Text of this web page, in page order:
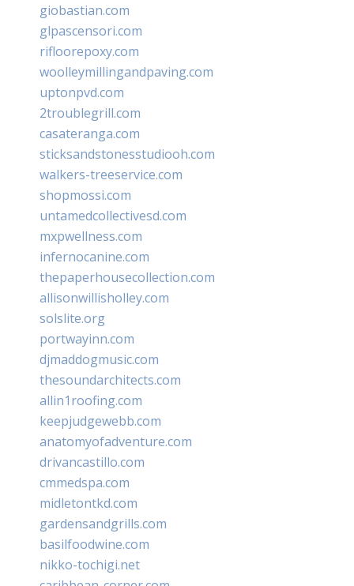
giobastian.com
glpascensori.com
rifloorepoxy.com
woolleymillingandpaving.com
uptonpvd.com
2troublegrill.com
casateranga.com
sticksandstonesstudiooh.com
walkers-treeservice.com
shopmossi.com
untamedcollectivesd.com
mxpwellness.com
infernocanine.com
thepaperhousecollection.com
allisonwillisholley.com
solslite.org
portwayinn.com
djmaddogmusic.com
thesoundarchitects.com
allin1roofing.com
keepjudgewebb.com
anatomyofadventure.com
drivancastillo.com
cmmedspa.com
midletontkd.com
gardensandgrills.com
basilfoodwine.com
nikko-tochigi.net